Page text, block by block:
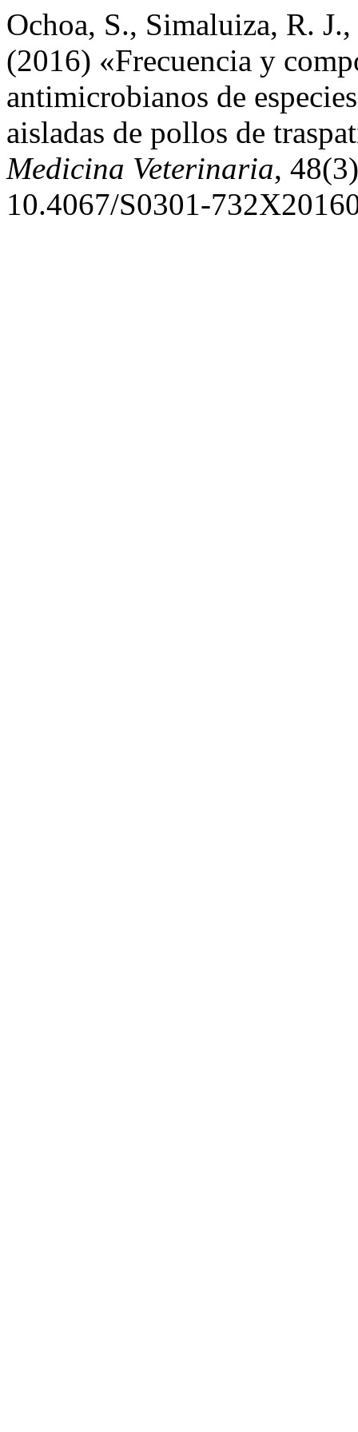
Ochoa, S., Simaluiza, R.
(2016) «Frecuencia y
antimicrobianos de
aisladas de pollos de
Medicina Veterinaria,
10.4067/S0301-